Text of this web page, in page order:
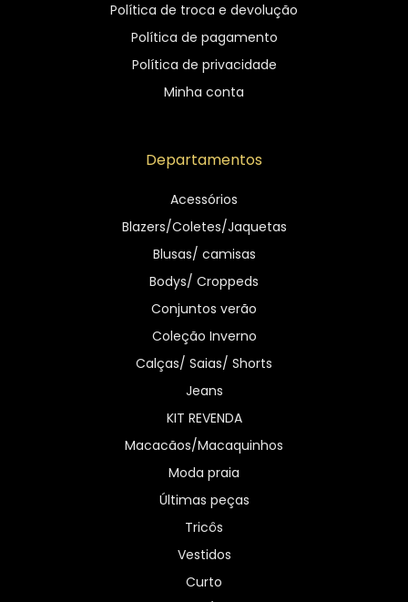
Política de troca e devolução
Política de pagamento
Política de privacidade
Minha conta
Departamentos
Acessórios
Blazers/Coletes/Jaquetas
Blusas/ camisas
Bodys/ Croppeds
Conjuntos verão
Coleção Inverno
Calças/ Saias/ Shorts
Jeans
KIT REVENDA
Macacãos/Macaquinhos
Moda praia
Últimas peças
Tricôs
Vestidos
Curto